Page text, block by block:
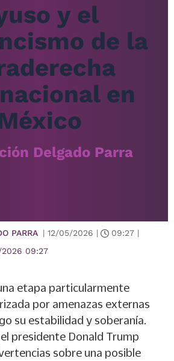
y el
de la
en
Delgado Parra
PARRA | 12/05/2026 | 09:27 |
09:27
etapa particularmente
por amenazas externas
su estabilidad y soberanía.
presidente Donald Trump
sobre una posible